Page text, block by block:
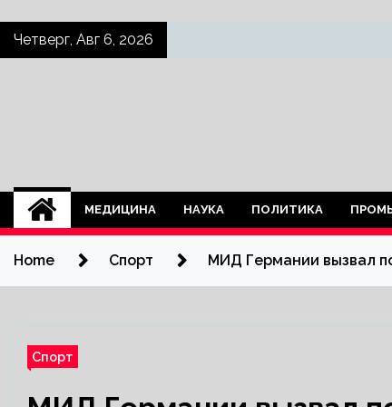
SkipЧетверг, Авг 6, 2026
МЕДИЦИНА НАУКА ПОЛИТИКА
Home Спорт МИД Германии вызвал
Спорт